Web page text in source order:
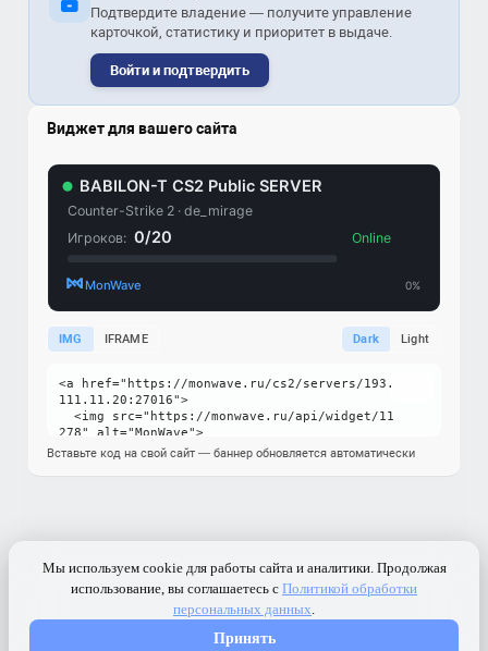
Подтвердите владение — получите управление
карточкой, статистику и приоритет в выдаче.
Войти и подтвердить
Виджет для вашего сайта
IMG IFRAME Dark Light
Вставьте код на свой сайт — баннер обновляется автоматически